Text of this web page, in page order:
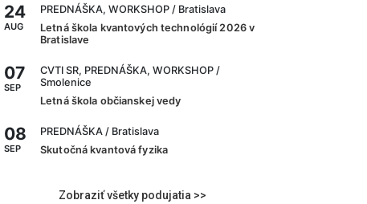
24
AUG
PREDNÁŠKA, WORKSHOP / Bratislava
Letná škola kvantových technológií 2026 v
Bratislave
07
SEP
CVTI SR, PREDNÁŠKA, WORKSHOP /
Smolenice
Letná škola občianskej vedy
08
SEP
PREDNÁŠKA / Bratislava
Skutočná kvantová fyzika
Zobraziť všetky podujatia >>